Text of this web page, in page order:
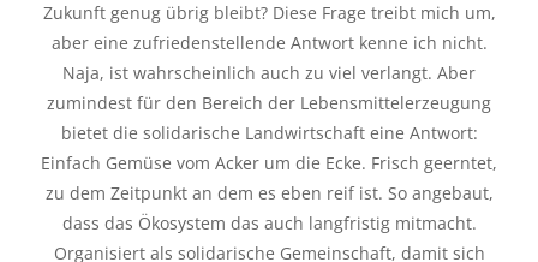
Zukunft genug übrig bleibt? Diese Frage treibt mich um,
aber eine zufriedenstellende Antwort kenne ich nicht.
Naja, ist wahrscheinlich auch zu viel verlangt. Aber
zumindest für den Bereich der Lebensmittelerzeugung
bietet die solidarische Landwirtschaft eine Antwort:
Einfach Gemüse vom Acker um die Ecke. Frisch geerntet,
zu dem Zeitpunkt an dem es eben reif ist. So angebaut,
dass das Ökosystem das auch langfristig mitmacht.
Organisiert als solidarische Gemeinschaft, damit sich